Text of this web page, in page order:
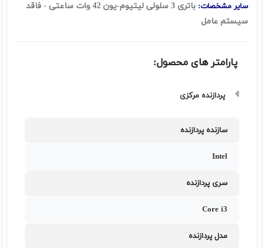
سایر مشخصات:
باتری 3 سلولی لیتیوم-یون 42 وات ساعتی - فاقد
سیستم عامل
پارامتر های محصول:
پردازنده مرکزی
سازنده پردازنده
Intel
سری پردازنده
Core i3
مدل پردازنده